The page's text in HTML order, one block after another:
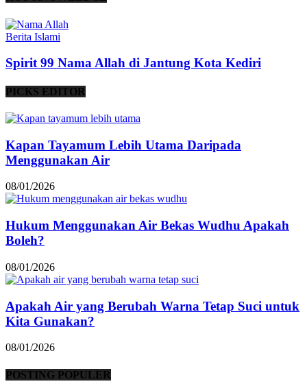
Berita Islami
Spirit 99 Nama Allah di Jantung Kota Kediri
PICKS EDITOR
Kapan Tayamum Lebih Utama Daripada
Menggunakan Air
08/01/2026
Hukum Menggunakan Air Bekas Wudhu Apakah
Boleh?
08/01/2026
Apakah Air yang Berubah Warna Tetap Suci untuk
Kita Gunakan?
08/01/2026
POSTING POPULER